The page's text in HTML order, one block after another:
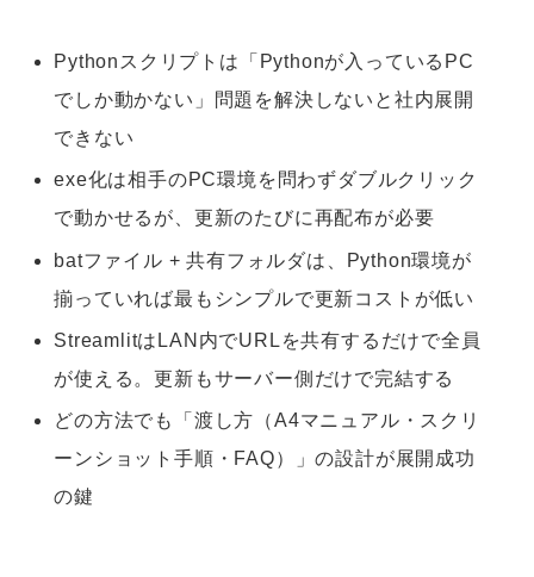
Pythonスクリプトは「Pythonが入っているPC
でしか動かない」問題を解決しないと社内展開
できない
exe化は相手のPC環境を問わずダブルクリック
で動かせるが、更新のたびに再配布が必要
batファイル + 共有フォルダは、Python環境が
揃っていれば最もシンプルで更新コストが低い
StreamlitはLAN内でURLを共有するだけで全員
が使える。更新もサーバー側だけで完結する
どの方法でも「渡し方（A4マニュアル・スクリ
ーンショット手順・FAQ）」の設計が展開成功
の鍵